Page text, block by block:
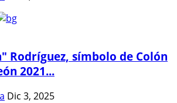
Rodríguez, símbolo de Colón
2021...
Dic 3, 2025